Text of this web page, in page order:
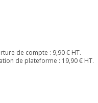
de compte : 9,90 € HT.
de plateforme : 19,90 € HT.